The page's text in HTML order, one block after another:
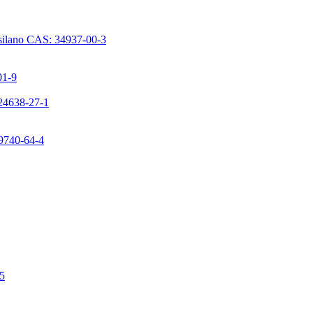
CAS: 34937-00-3
9
27-1
64-4